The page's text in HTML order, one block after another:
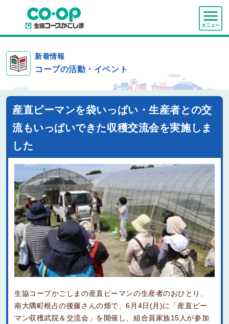
新着情報
コープの活動・イベント
産直ピーマンを袋いっぱい・生産者との交
流もいっぱいできた収穫交流会を実施しま
した
生協コープかごしまの産直ピーマンの生産者のおひとり、
南大隅町根占の後藤さんの畑で、6月4日(月)に「産直ピー
マン収穫武院＆交流会」を開催し、組合員家族15人が参加